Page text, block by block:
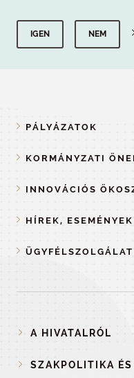
IGEN NEM
PÁLYÁZATOK
KORMÁNYZATI
INNOVÁCIÓS
HÍREK, ESEMÉNYEK
ÜGYFÉLSZOLGÁLAT
A HIVATALRÓL
SZAKPOLITIKA ÉS